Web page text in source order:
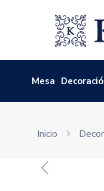
Mesa
Inicio